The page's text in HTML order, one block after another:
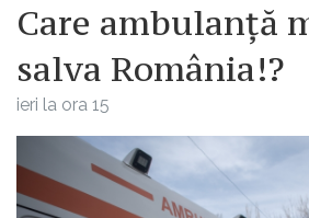
Care ambulanță
salva România!?
ieri la ora 15